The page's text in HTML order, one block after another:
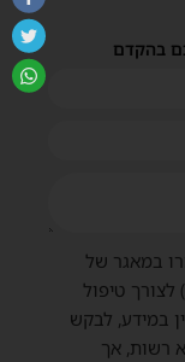
בהקדם
במאגר של
טיפול
במידע, לבקש
רשות, אך